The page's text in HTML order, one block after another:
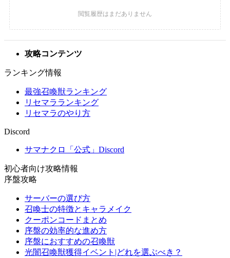
攻略コンテンツ
ランキング情報
最強召喚獣ランキング
リセマラランキング
リセマラのやり方
Discord
サマナクロ「公式」Discord
初心者向け攻略情報
序盤攻略
サーバーの選び方
召喚士の特徴とキャラメイク
クーポンコードまとめ
序盤の効率的な進め方
序盤におすすめの召喚獣
光闇召喚獣獲得イベント|どれを選ぶべき？